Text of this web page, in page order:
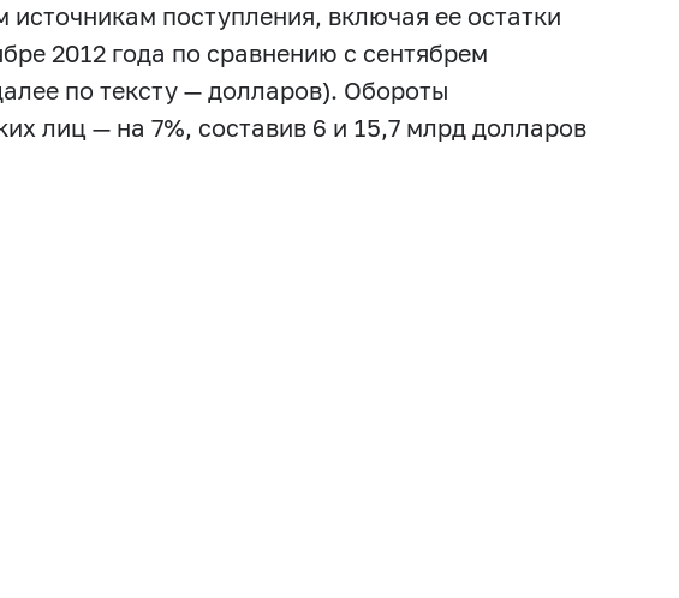
поступления, включая ее остатки
2012 года по сравнению с сентябрем
по тексту — долларов). Обороты
лиц — на 7%, составив 6 и 15,7 млрд долларов